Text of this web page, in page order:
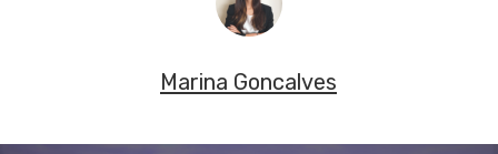
Marina Goncalves